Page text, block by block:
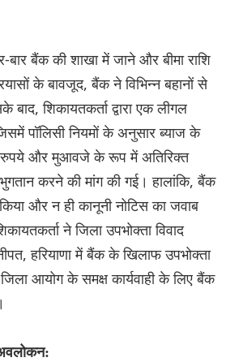
बार बैंक की शाखा में जाने और बीमा राशि
के बावजूद, बैंक ने विभिन्न बहानों से
बाद, शिकायतकर्ता द्वारा एक लीगल
पॉलिसी नियमों के अनुसार ब्याज के
और मुआवजे के रूप में अतिरिक्त
करने की मांग की गई। हालांकि, बैंक
और न ही कानूनी नोटिस का जवाब
ने जिला उपभोक्ता विवाद
हरियाणा में बैंक के खिलाफ उपभोक्ता
आयोग के समक्ष कार्यवाही के लिए बैंक
अवलोकन: